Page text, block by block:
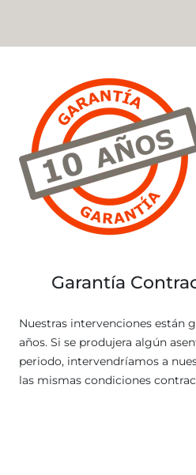
Garantía
Nuestras intervenciones están
años. Si se produjera algún
periodo, intervendríamos a
las mismas condiciones